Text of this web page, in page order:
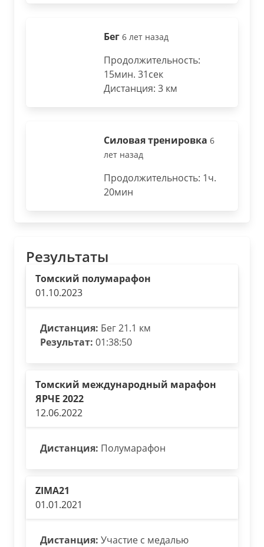
Бег 6 лет назад
Продолжительность:
15мин. 31сек
Дистанция: 3 км
Силовая тренировка 6
лет назад
Продолжительность: 1ч.
20мин
Результаты
Томский полумарафон
01.10.2023
Дистанция: Бег 21.1 км
Результат: 01:38:50
Томский международный марафон
ЯРЧЕ 2022
12.06.2022
Дистанция: Полумарафон
ZIMA21
01.01.2021
Дистанция: Участие с медалью